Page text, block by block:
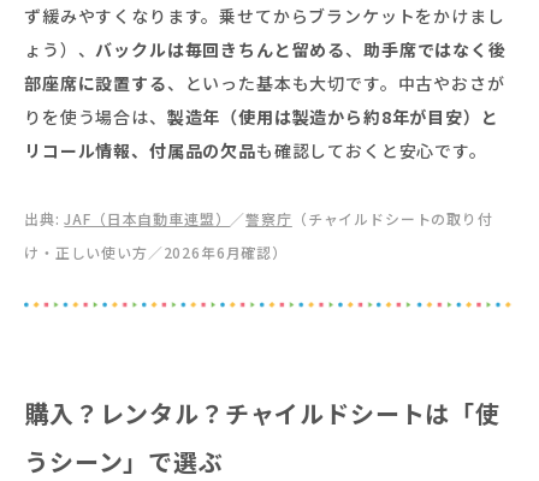
ず緩みやすくなります。乗せてからブランケットをかけまし
ょう）、 バックルは毎回きちんと留める、 助手席ではなく後
部座席に設置する、といった基本も大切です。中古やおさが
りを使う場合は、 製造年（使用は製造から約8年が目安）と
リコール情報、付属品の欠品も確認しておくと安心です。
出典:JAF（日本自動車連盟） ／警察庁 （チャイルドシートの取り付
け・正しい使い方／2026年6月確認）
購入？レンタル？チャイルドシートは「使
うシーン」で選ぶ